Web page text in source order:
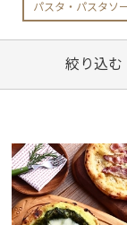
パスタ・パスタソ
絞り込む